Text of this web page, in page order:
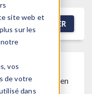
site web et
sur les
vos
de votre
dans
FILTRER
was
ago and has been